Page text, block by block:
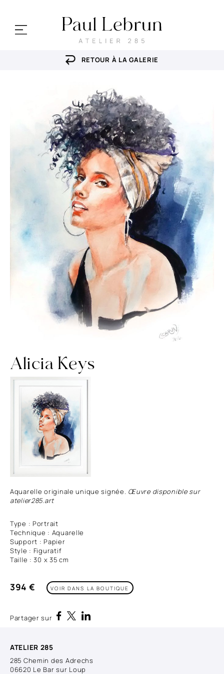
cours & ateliers
stages
ma galerie
Actualités
Contact
RETOUR À LA GALERIE
Alicia Keys
Aquarelle originale unique signée. Œuvre disponible sur
atelier285.art
Type : Portrait
Technique : Aquarelle
Support : Papier
Style : Figuratif
Taille : 30 x 35 cm
394 € VOIR DANS LA BOUTIQUE
Partager sur
ATELIER 285
285 Chemin des Adrechs
06620 Le Bar sur Loup